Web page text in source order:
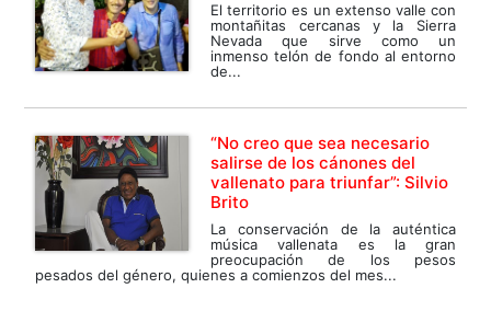
El territorio es un extenso valle con
montañitas cercanas y la Sierra
Nevada que sirve como un
inmenso telón de fondo al entorno
de...
“No creo que sea necesario
salirse de los cánones del
vallenato para triunfar”: Silvio
Brito
La conservación de la auténtica
música vallenata es la gran
preocupación de los pesos
pesados del género, quienes a comienzos del mes...